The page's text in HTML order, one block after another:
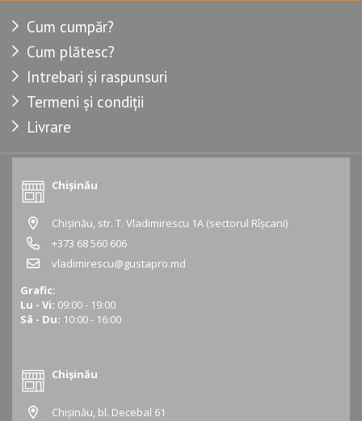
Cum cumpăr?
Cum plătesc?
Intrebari și raspunsuri
Termeni și condiții
Livrare
Chișinău
Chișinău, str. T. Vladimirescu 1A (sectorul Rîșcani)
+373 68 560 606
vladimirescu@gustapro.md
Grafic:
Lu - Vi: 09:00 - 19:00
Sâ - Du: 10:00 - 16:00
Chișinău
Chișinău, bl. Decebal 61